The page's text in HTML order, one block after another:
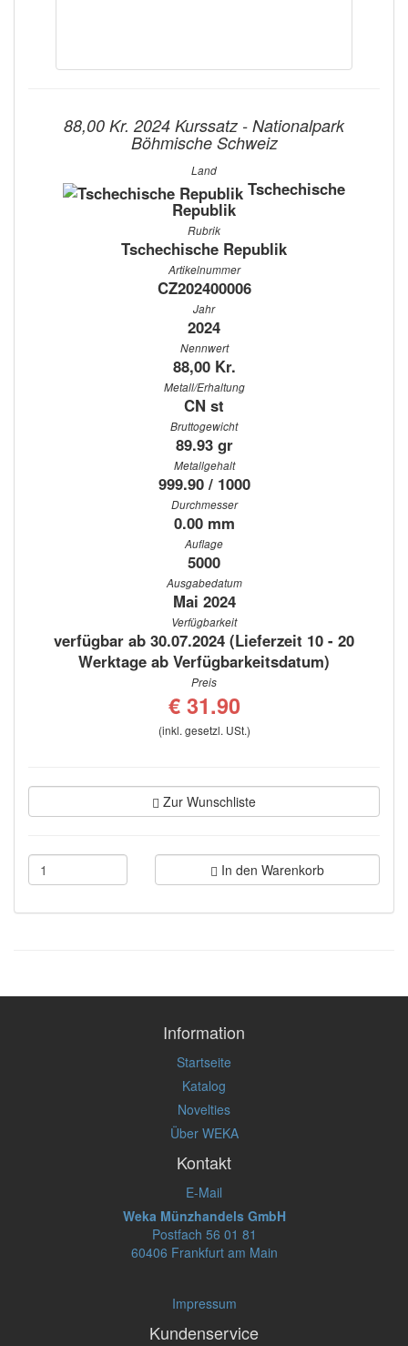
88,00 Kr. 2024 Kurssatz - Nationalpark
Böhmische Schweiz
Land
Tschechische
Republik
Rubrik
Tschechische Republik
Artikelnummer
CZ202400006
Jahr
2024
Nennwert
88,00 Kr.
Metall/Erhaltung
CN st
Bruttogewicht
89.93 gr
Metallgehalt
999.90 / 1000
Durchmesser
0.00 mm
Auflage
5000
Ausgabedatum
Mai 2024
Verfügbarkeit
verfügbar ab 30.07.2024 (Lieferzeit 10 - 20
Werktage ab Verfügbarkeitsdatum)
Preis
€ 31.90
(inkl. gesetzl. USt.)
Zur Wunschliste
In den Warenkorb
Information
Startseite
Katalog
Novelties
Über WEKA
Kontakt
E-Mail
Weka Münzhandels GmbH
Postfach 56 01 81
60406 Frankfurt am Main
Impressum
Kundenservice